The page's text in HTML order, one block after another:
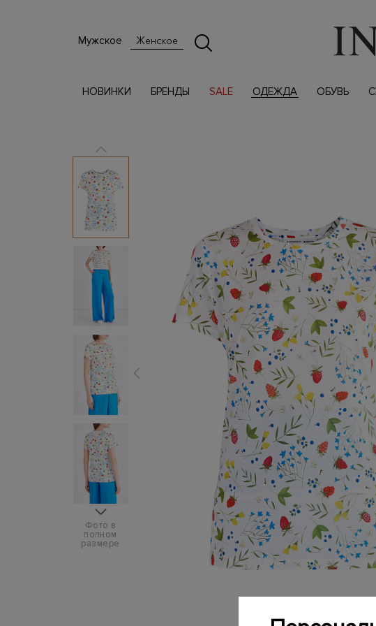
Мужское Женское
НОВИНКИ БРЕНДЫ SALE ОДЕЖДА ОБУВЬ
Фото в
полном
размере